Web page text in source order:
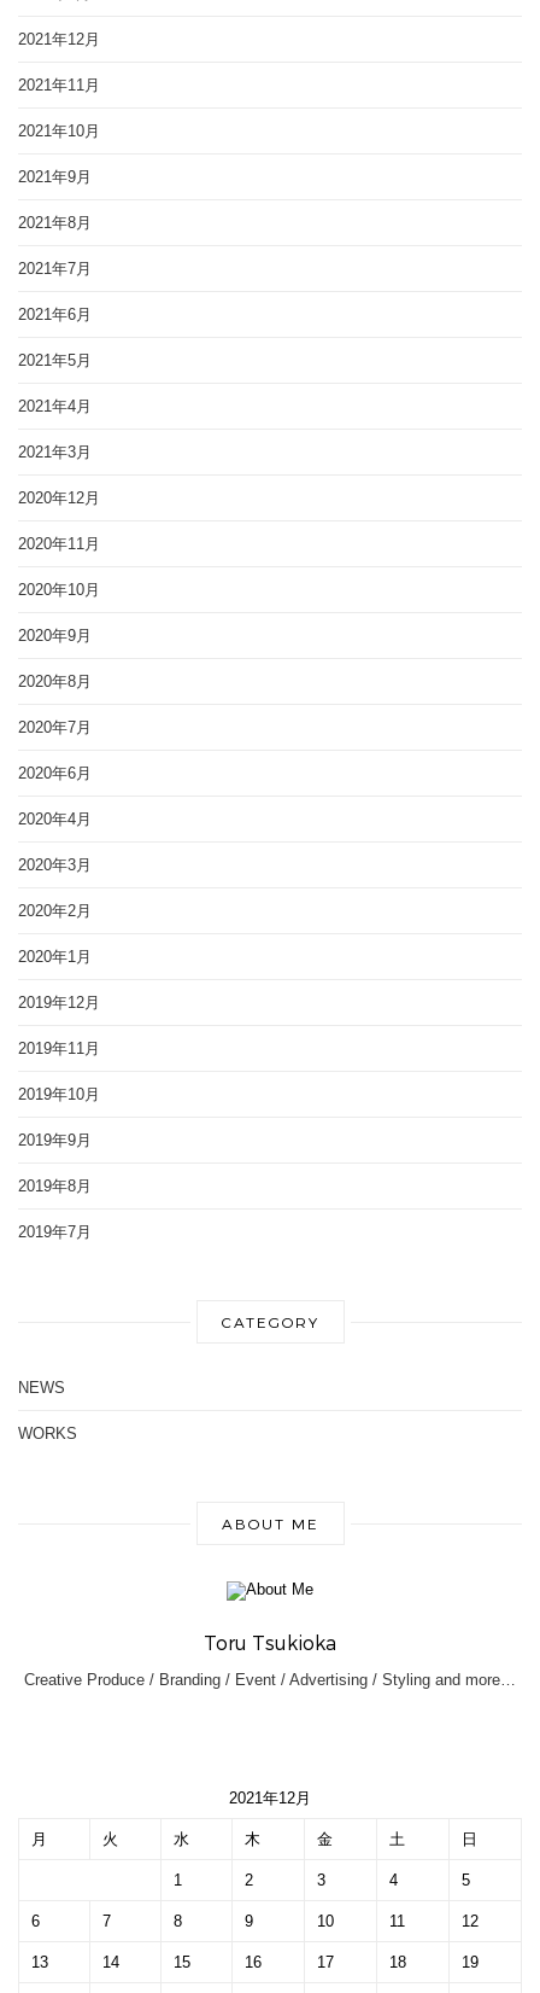
2021年12月
2021年11月
2021年10月
2021年9月
2021年8月
2021年7月
2021年6月
2021年5月
2021年4月
2021年3月
2020年12月
2020年11月
2020年10月
2020年9月
2020年8月
2020年7月
2020年6月
2020年4月
2020年3月
2020年2月
2020年1月
2019年12月
2019年11月
2019年10月
2019年9月
2019年8月
2019年7月
CATEGORY
NEWS
WORKS
ABOUT ME
Toru Tsukioka
Creative Produce / Branding / Event / Advertising / Styling and more…
2021年12月
月 火 水 木 金 土 日
1 2 3 4 5
6 7 8 9 10 11 12
13 14 15 16 17 18 19